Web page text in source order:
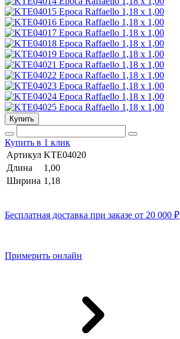
Купить
Купить в 1 клик
Артикул KTE04020
Длина
1,00
Ширина 1,18
Бесплатная доставка при заказе от 20 000 ₽
Примерить онлайн